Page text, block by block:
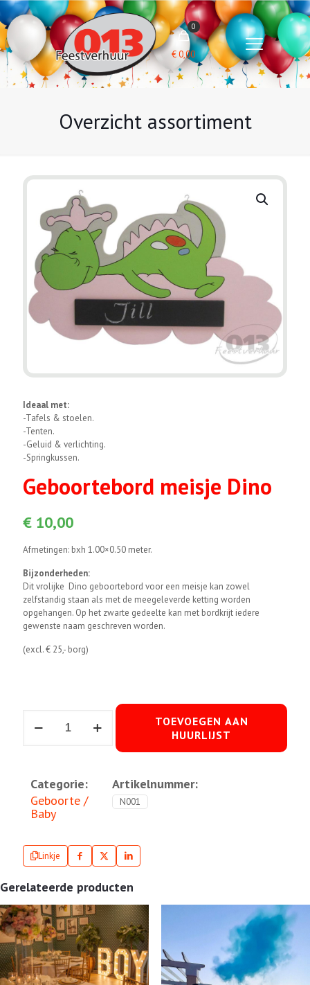
0
€0,00
Overzicht assortiment
Ideaal met:
-Tafels & stoelen.
-Tenten.
-Geluid & verlichting.
-Springkussen.
Geboortebord meisje Dino
€ 10,00
Afmetingen: bxh 1.00×0.50 meter.
Bijzonderheden:
Dit vrolijke Dino geboortebord voor een meisje kan zowel
zelfstandig staan als met de meegeleverde ketting worden
opgehangen. Op het zwarte gedeelte kan met bordkrijt iedere
gewenste naam geschreven worden.
(excl. € 25,- borg)
meisje
TOEVOEGEN AAN
HUURLIJST
Categorie:
Geboorte /
Baby
Artikelnummer:
N001
Linkje
Gerelateerde producten